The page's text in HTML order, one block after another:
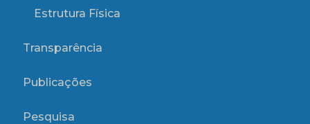
Estrutura Física
Transparência
Publicações
Pesquisa